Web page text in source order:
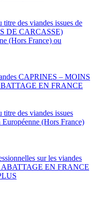
des viandes issues de
DE CARCASSE)
(Hors France) ou
CAPRINES – MOINS
EN FRANCE
titre des viandes issues
(Hors France)
sur les viandes
EN FRANCE